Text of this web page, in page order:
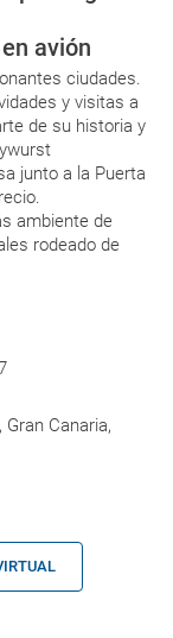
avión
ciudades.
y visitas a
de su historia y
junto a la Puerta
ambiente de
rodeado de
Canaria,